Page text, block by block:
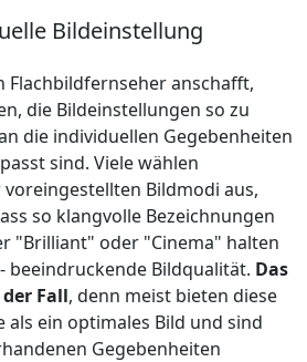
Bildeinstellung
Flachbildfernseher anschafft,
die Bildeinstellungen so zu
die individuellen Gegebenheiten
sind. Viele wählen
Bildmodi aus,
so klangvolle Bezeichnungen
"Brilliant" oder "Cinema" halten
beeindruckende Bildqualität. Das
Fall, denn meist bieten diese
als ein optimales Bild und sind
Gegebenheiten